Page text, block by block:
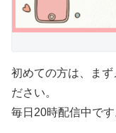
初めての方は、まず
ださい。
毎日20時配信中です